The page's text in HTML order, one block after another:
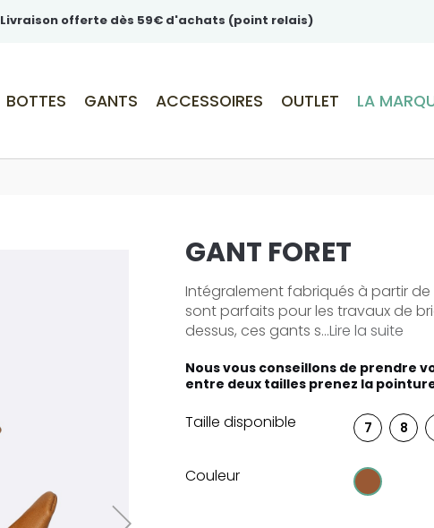
Livraison offerte dès 59€ d'achats (point relais)
BOTTES GANTS ACCESSOIRES OUTLET LA
GANT FORET
Intégralement fabriqués à partir de
sont parfaits pour les travaux de
dessus, ces gants s...Lire la suite
Nous vous conseillons de prendre
entre deux tailles prenez la
Taille disponible 7 8
Couleur